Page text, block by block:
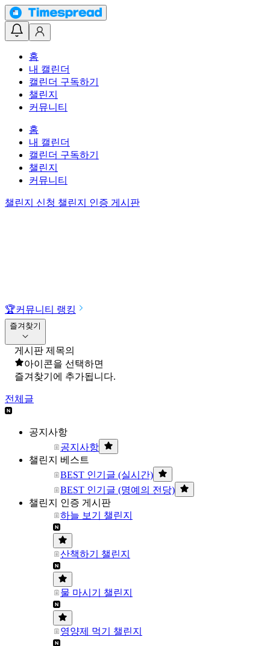
홈
내 캘린더
캘린더 구독하기
챌린지
커뮤니티
홈
내 캘린더
캘린더 구독하기
챌린지
커뮤니티
챌린지 신청 챌린지 인증 게시판
🏆커뮤니티 랭킹
즐겨찾기
게시판 제목의
아이콘을 선택하면
즐겨찾기에 추가됩니다.
전체글
공지사항
공지사항
챌린지 베스트
BEST 인기글 (실시간)
BEST 인기글 (명예의 전당)
챌린지 인증 게시판
하늘 보기 챌린지
산책하기 챌린지
물 마시기 챌린지
영양제 먹기 챌린지